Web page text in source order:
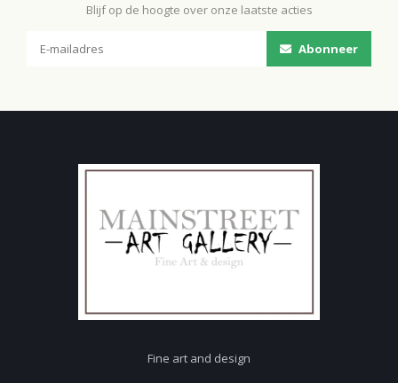
Blijf op de hoogte over onze laatste acties
Abonneer
Fine art and design